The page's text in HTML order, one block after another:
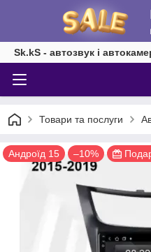
Sk.kS - автозвук і
Товари та послуги
Андроїд 15 –10%